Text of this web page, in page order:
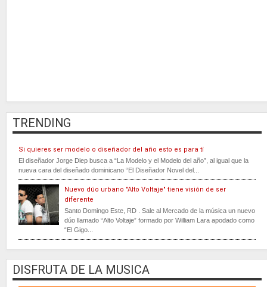
TRENDING
Si quieres ser modelo o diseñador del año esto es para tí
El diseñador Jorge Diep busca a “La Modelo y el Modelo del año”, al igual que la
nueva cara del diseñado dominicano “El Diseñador Novel del...
Nuevo dúo urbano "Alto Voltaje" tiene visión de ser
diferente
Santo Domingo Este, RD . Sale al Mercado de la música un nuevo
dúo llamado “Alto Voltaje” formado por William Lara apodado como
“El Gigo...
DISFRUTA DE LA MUSICA